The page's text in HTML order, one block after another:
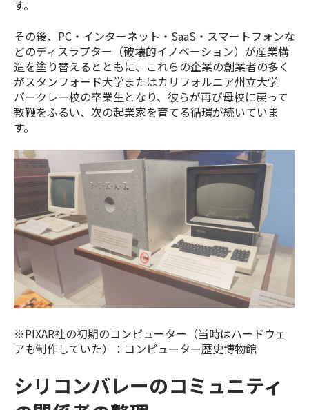
す。
その後、PC・インターネット・SaaS・スマートフォンな
どのディスラプター（破壊的イノベーション）が産業構
造を塗り替えるとともに、これらの企業の創業者の多く
がスタンフォード大学またはカリフォルニア州立大学
バークレー校の卒業生となり、彼らが再び母校に戻って
教鞭をふるい、次の起業家を育てる循環が続いていま
す。
※PIXAR社の初期のコンピューター（当時はハードウェ
アも制作していた）：コンピューター歴史博物館
シリコンバレーのコミュニティ